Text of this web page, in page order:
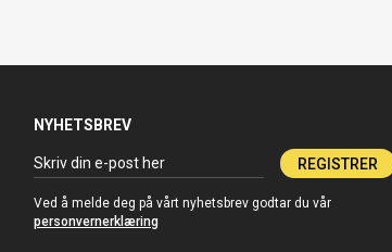
NYHETSBREV
REGISTRER
Ved å melde deg på vårt nyhetsbrev godtar du vår
personvernerklæring